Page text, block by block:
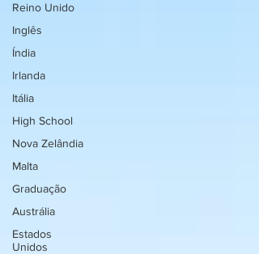
Reino Unido
Inglês
Índia
Irlanda
Itália
High School
Nova Zelândia
Malta
Graduação
Austrália
Estados
Unidos